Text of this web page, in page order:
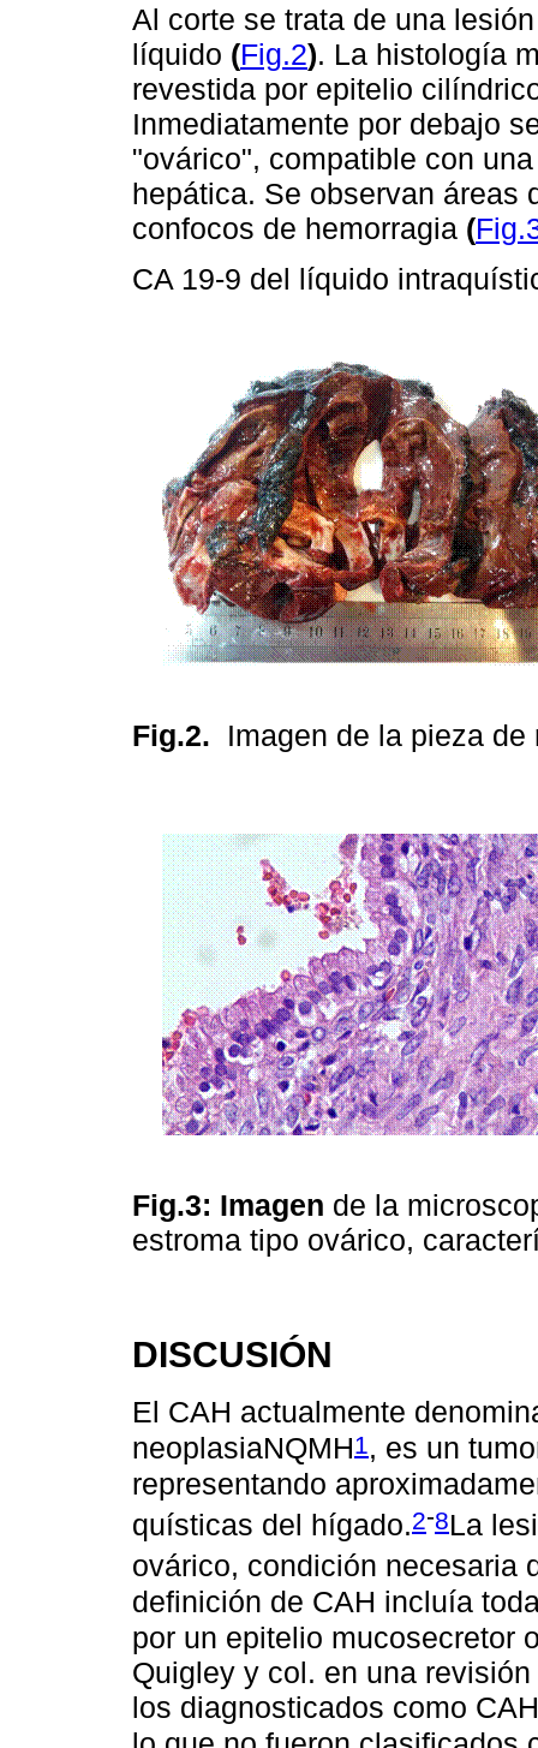
Al corte se trata de una
líquido (Fig.2). La histología
revestida por epitelio
Inmediatamente por debajo
"ovárico", compatible con
hepática. Se observan áreas
confocos de hemorragia (
CA 19-9 del líquido
Fig.2. Imagen de la pieza
Fig.3: Imagen de la
estroma tipo ovárico,
DISCUSIÓN
El CAH actualmente
neoplasiaNQMH1 , es un
representando
quísticas del hígado.2-8La
ovárico, condición necesaria
definición de CAH incluía
por un epitelio mucosecretor
Quigley y col. en una
los diagnosticados como